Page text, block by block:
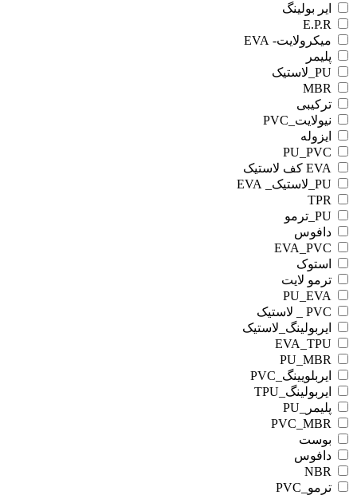
ایر بولینگ
E.P.R
میکرولایت- EVA
پلیمر
PU_لاستیک
MBR
ترکیبی
نیولایت_PVC
ایزوله
PU_PVC
EVA کف لاستیک
PU_لاستیک_ EVA
TPR
PU_ترمو
دافوس
EVA_PVC
استوک
ترمو لایت
PU_EVA
PVC _ لاستیک
ایربولینگ_لاستیک
EVA_TPU
PU_MBR
ایربلویینگ_PVC
ایربولینگ_TPU
پلیمر_PU
PVC_MBR
بوست
دافوس
NBR
ترمو_PVC